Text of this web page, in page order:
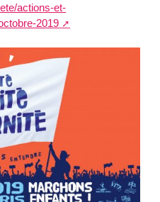
actions-et-
2019